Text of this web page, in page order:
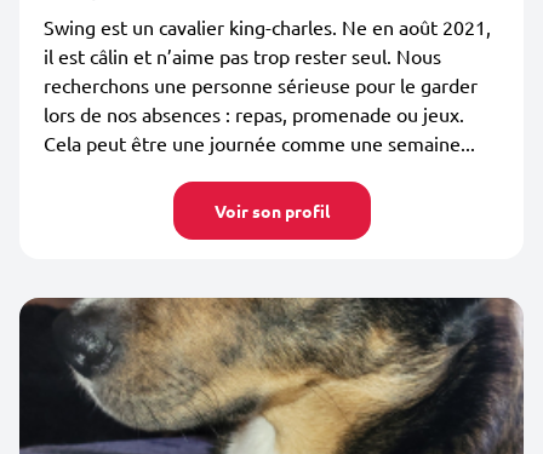
Swing est un cavalier king-charles. Ne en août 2021,
il est câlin et n’aime pas trop rester seul. Nous
recherchons une personne sérieuse pour le garder
lors de nos absences : repas, promenade ou jeux.
Cela peut être une journée comme une semaine...
Voir son profil